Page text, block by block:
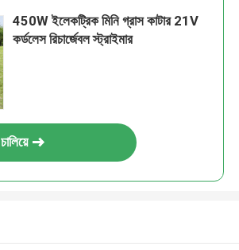
450W ইলেকট্রিক মিনি গ্রাস কাটার 21V
কর্ডলেস রিচার্জেবল স্ট্রাইমার
চালিয়ে